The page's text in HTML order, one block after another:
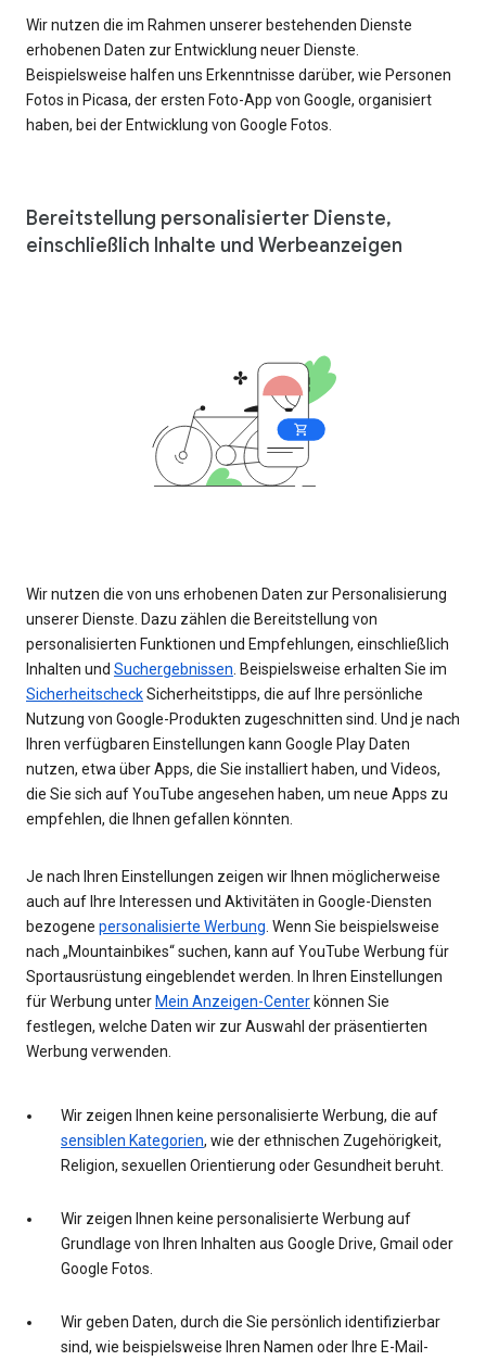
Wir nutzen die im Rahmen unserer bestehenden Dienste
erhobenen Daten zur Entwicklung neuer Dienste.
Beispielsweise halfen uns Erkenntnisse darüber, wie Personen
Fotos in Picasa, der ersten Foto-App von Google, organisiert
haben, bei der Entwicklung von Google Fotos.
Bereitstellung personalisierter Dienste,
einschließlich Inhalte und Werbeanzeigen
Wir nutzen die von uns erhobenen Daten zur Personalisierung
unserer Dienste. Dazu zählen die Bereitstellung von
personalisierten Funktionen und Empfehlungen, einschließlich
Inhalten und Suchergebnissen . Beispielsweise erhalten Sie im
SicherheitscheckSicherheitstipps, die auf Ihre persönliche
Nutzung von Google-Produkten zugeschnitten sind. Und je nach
Ihren verfügbaren Einstellungen kann Google Play Daten
nutzen, etwa über Apps, die Sie installiert haben, und Videos,
die Sie sich auf YouTube angesehen haben, um neue Apps zu
empfehlen, die Ihnen gefallen könnten.
Je nach Ihren Einstellungen zeigen wir Ihnen möglicherweise
auch auf Ihre Interessen und Aktivitäten in Google-Diensten
bezogene personalisierte Werbung . Wenn Sie beispielsweise
nach „Mountainbikes“ suchen, kann auf YouTube Werbung für
Sportausrüstung eingeblendet werden. In Ihren Einstellungen
für Werbung unterMein Anzeigen-Centerkönnen Sie
festlegen, welche Daten wir zur Auswahl der präsentierten
Werbung verwenden.
Wir zeigen Ihnen keine personalisierte Werbung, die auf
sensiblen Kategorien, wie der ethnischen Zugehörigkeit,
Religion, sexuellen Orientierung oder Gesundheit beruht.
Wir zeigen Ihnen keine personalisierte Werbung auf
Grundlage von Ihren Inhalten aus Google Drive, Gmail oder
Google Fotos.
Wir geben Daten, durch die Sie persönlich identifizierbar
sind, wie beispielsweise Ihren Namen oder Ihre E-Mail-